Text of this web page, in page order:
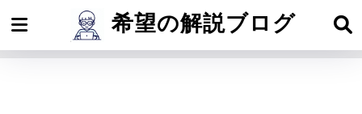
希望の解説ブログ